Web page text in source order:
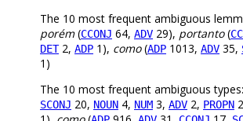
The 10 most frequent ambiguous
porém(CCONJ 64, ADV 29), portanto(
DET2, ADP 1), como(ADP 1013, ADV 35,
1)
The 10 most frequent ambiguous types:
SCONJ 20, NOUN 4, NUM 3, ADV 2, PROPN